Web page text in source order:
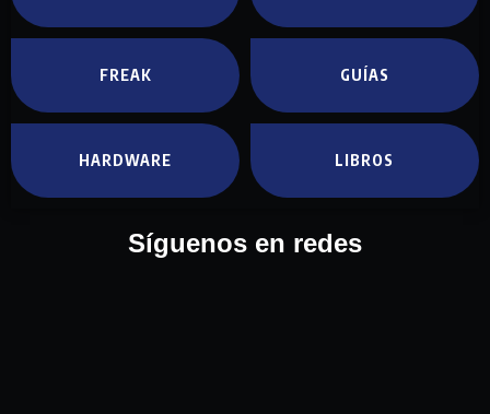
FREAK GUÍAS
HARDWARE LIBROS
Síguenos en redes